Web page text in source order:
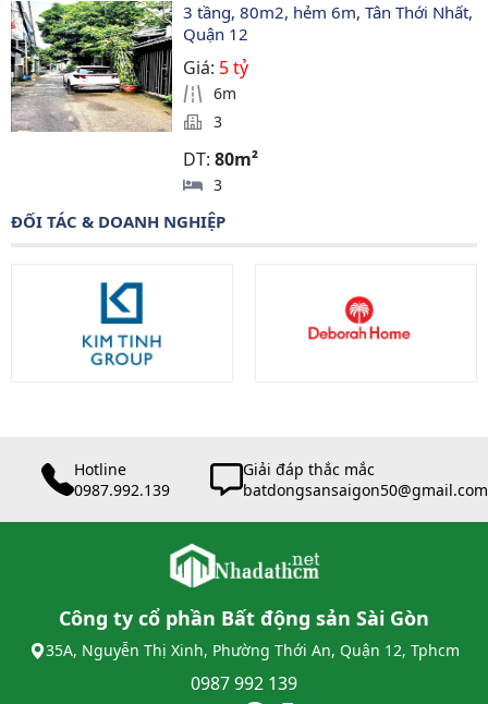
3 tầng, 80m2, hẻm 6m, Tân Thới Nhất,
Quận 12
Giá: 5 tỷ
6m
3
DT:80m²
3
ĐỐI TÁC & DOANH NGHIỆP
Hotline
0987.992.139
Giải đáp thắc mắc
batdongsansaigon50@gmail.com
Công ty cổ phần Bất động sản Sài Gòn
35A, Nguyễn Thị Xinh, Phường Thới An, Quận 12, Tphcm
0987 992 139